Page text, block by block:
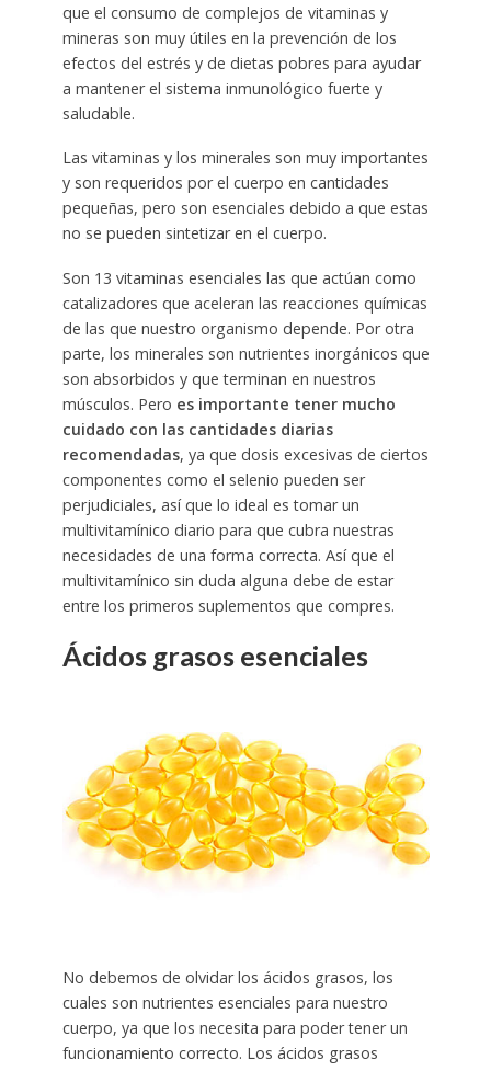
que el consumo de complejos de vitaminas y
mineras son muy útiles en la prevención de los
efectos del estrés y de dietas pobres para ayudar
a mantener el sistema inmunológico fuerte y
saludable.
Las vitaminas y los minerales son muy importantes
y son requeridos por el cuerpo en cantidades
pequeñas, pero son esenciales debido a que estas
no se pueden sintetizar en el cuerpo.
Son 13 vitaminas esenciales las que actúan como
catalizadores que aceleran las reacciones químicas
de las que nuestro organismo depende. Por otra
parte, los minerales son nutrientes inorgánicos que
son absorbidos y que terminan en nuestros
músculos. Pero es importante tener mucho
cuidado con las cantidades diarias
recomendadas, ya que dosis excesivas de ciertos
componentes como el selenio pueden ser
perjudiciales, así que lo ideal es tomar un
multivitamínico diario para que cubra nuestras
necesidades de una forma correcta. Así que el
multivitamínico sin duda alguna debe de estar
entre los primeros suplementos que compres.
Ácidos grasos esenciales
No debemos de olvidar los ácidos grasos, los
cuales son nutrientes esenciales para nuestro
cuerpo, ya que los necesita para poder tener un
funcionamiento correcto. Los ácidos grasos